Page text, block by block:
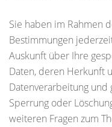
Sie haben im Rahmen
Bestimmungen
Auskunft über Ihre
Daten, deren Herkunft
Datenverarbeitung und
Sperrung oder
weiteren Fragen zum